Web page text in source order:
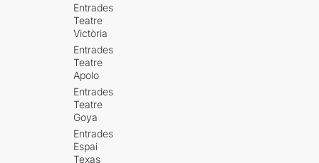
Entrades
Teatre
Victòria
Entrades
Teatre
Apolo
Entrades
Teatre
Goya
Entrades
Espai
Texas